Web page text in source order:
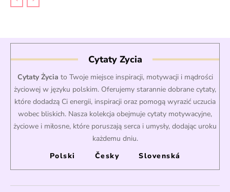
Cytaty Zycia
Cytaty Życia to Twoje miejsce inspiracji, motywacji i mądrości
życiowej w języku polskim. Oferujemy starannie dobrane cytaty,
które dodadzą Ci energii, inspiracji oraz pomogą wyrazić uczucia
wobec bliskich. Nasza kolekcja obejmuje cytaty motywacyjne,
życiowe i miłosne, które poruszają serca i umysły, dodając uroku
każdemu dniu.
Polski
Česky Slovenská